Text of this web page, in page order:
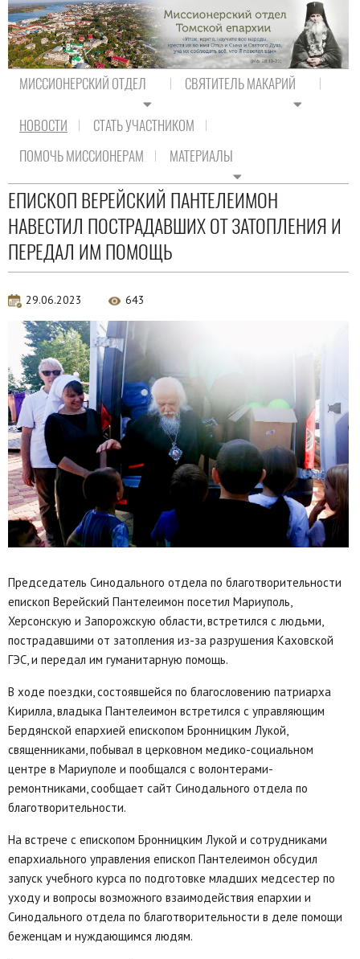
МИССИОНЕРСКИЙ ОТДЕЛ СВЯТИТЕЛЬ МАКАРИЙ
НОВОСТИ
СТАТЬ УЧАСТНИКОМ
ПОМОЧЬ МИССИОНЕРАМ
МАТЕРИАЛЫ
Новости Православия
ЕПИСКОП ВЕРЕЙСКИЙ ПАНТЕЛЕИМОН
НАВЕСТИЛ ПОСТРАДАВШИХ ОТ ЗАТОПЛЕНИЯ И
ПЕРЕДАЛ ИМ ПОМОЩЬ
29.06.2023 643
Председатель Синодального отдела по благотворительности
епископ Верейский Пантелеимон посетил Мариуполь,
Херсонскую и Запорожскую области, встретился с людьми,
пострадавшими от затопления из-за разрушения Каховской
ГЭС, и передал им гуманитарную помощь.
В ходе поездки, состоявшейся по благословению патриарха
Кирилла, владыка Пантелеимон встретился с управляющим
Бердянской епархией епископом Бронницким Лукой,
священниками, побывал в церковном медико-социальном
центре в Мариуполе и пообщался с волонтерами-
ремонтниками, сообщает сайт Синодального отдела по
благотворительности.
На встрече с епископом Бронницким Лукой и сотрудниками
епархиального управления епископ Пантелеимон обсудил
запуск учебного курса по подготовке младших медсестер по
уходу и вопросы возможного взаимодействия епархии и
Синодального отдела по благотворительности в деле помощи
беженцам и нуждающимся людям.